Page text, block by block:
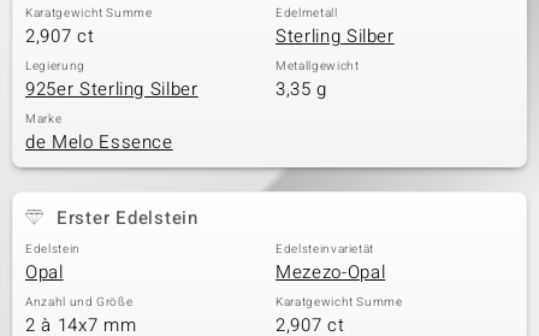
Karatgewicht Summe
2,907 ct
Edelmetall
Sterling Silber
Legierung
925er Sterling Silber
Metallgewicht
3,35 g
Marke
de Melo Essence
Erster Edelstein
Edelstein
Opal
Edelsteinvarietät
Mezezo-Opal
Anzahl und Größe
2 à 14x7 mm
Karatgewicht Summe
2,907 ct